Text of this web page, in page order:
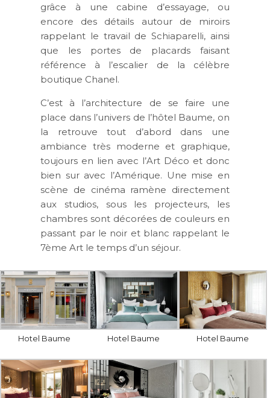
grâce à une cabine d’essayage, ou
encore des détails autour de miroirs
rappelant le travail de Schiaparelli, ainsi
que les portes de placards faisant
référence à l’escalier de la célèbre
boutique Chanel.
C’est à l’architecture de se faire une
place dans l’univers de l’hôtel Baume, on
la retrouve tout d’abord dans une
ambiance très moderne et graphique,
toujours en lien avec l’Art Déco et donc
bien sur avec l’Amérique. Une mise en
scène de cinéma ramène directement
aux studios, sous les projecteurs, les
chambres sont décorées de couleurs en
passant par le noir et blanc rappelant le
7ème Art le temps d’un séjour.
Hotel Baume Hotel Baume Hotel Baume